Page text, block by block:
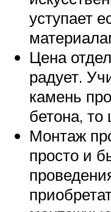
уступает
Цена
радует.
камень
бетона, то
Монтаж
просто и